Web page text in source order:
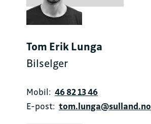
Tom Erik Lunga
Bilselger
Mobil: 46 82 13 46
E-post: tom.lunga@sulland.no